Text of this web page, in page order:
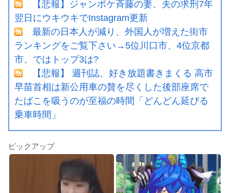
【悲報】ジャンポケ斉藤の妻、夫の求刑7年
翌日にウキウキでInstagram更新
最新の日本人が減り、外国人が増えた街市
ランキングをご覧下さい→5位川口市、4位京都
市、ではトップ3は?
【悲報】 週刊誌、好き放題書きまくる 高市
早苗首相は新公用車の贅を尽くした後部座席で
たばこを吸うのが至福の時間「どんどん延びる
乗車時間」
ピックアップ